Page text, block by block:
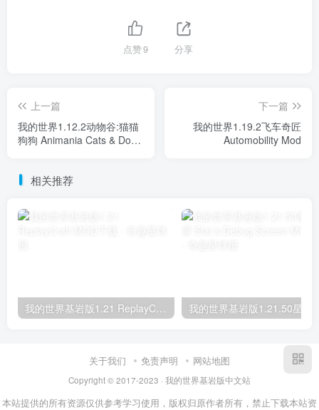
点赞9 分享
上一篇
我的世界1.12.2动物谷:猫猫
狗狗 Animania Cats & Dogs
下一篇
我的世界1.19.2飞车奇匠
Automobility Mod
相关推荐
关于我们 免责声明 网站地图
Copyright © 2017-2023 · 我的世界基岩版中文站
本站提供的所有资源仅供参考学习使用，版权归原作者所有，禁止下载本站资